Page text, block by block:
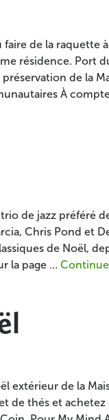
de la raquette
résidence. Port
de la
À
de jazz préféré
Chris Pond et
de Noël,
la page …
de la
de thés et